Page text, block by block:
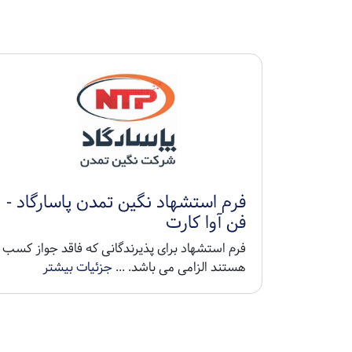
فرم استشهاد نگین تمدن پاسارگاد -
فن آوا کارت
فرم استشهاد برای پذیرندگانی که فاقد جواز کسب
هستند الزامی می باشد. ...جزئیات بیشتر